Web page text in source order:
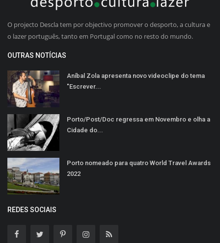
O projecto Descla tem por objectivo promover o desporto, a cultura e
o lazer português, tanto em Portugal como no resto do mundo.
OUTRAS NOTÍCIAS
Aníbal Zola apresenta novo videoclipe do tema
"Escrever...
Porto/Post/Doc regressa em Novembro e olha a
Cidade do...
Porto nomeado para quatro World Travel Awards
2022
REDES SOCIAIS